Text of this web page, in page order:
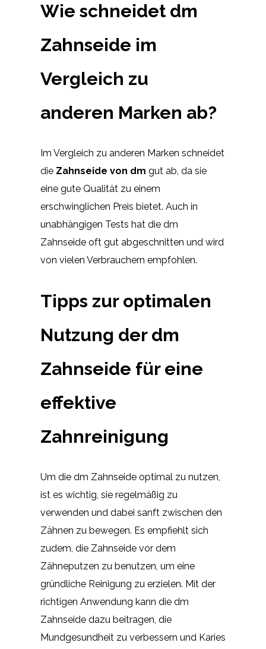
Wie schneidet dm
Zahnseide im
Vergleich zu
anderen Marken ab?
Im Vergleich zu anderen Marken schneidet
die Zahnseide von dm gut ab, da sie
eine gute Qualität zu einem
erschwinglichen Preis bietet. Auch in
unabhängigen Tests hat die dm
Zahnseide oft gut abgeschnitten und wird
von vielen Verbrauchern empfohlen.
Tipps zur optimalen
Nutzung der dm
Zahnseide für eine
effektive
Zahnreinigung
Um die dm Zahnseide optimal zu nutzen,
ist es wichtig, sie regelmäßig zu
verwenden und dabei sanft zwischen den
Zähnen zu bewegen. Es empfiehlt sich
zudem, die Zahnseide vor dem
Zähneputzen zu benutzen, um eine
gründliche Reinigung zu erzielen. Mit der
richtigen Anwendung kann die dm
Zahnseide dazu beitragen, die
Mundgesundheit zu verbessern und Karies